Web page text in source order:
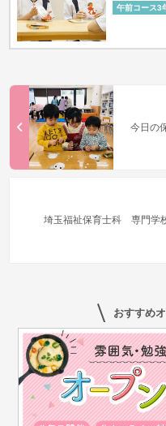
午前コース3
今日の
埼玉福祉保育士科 専門学
おすすめ